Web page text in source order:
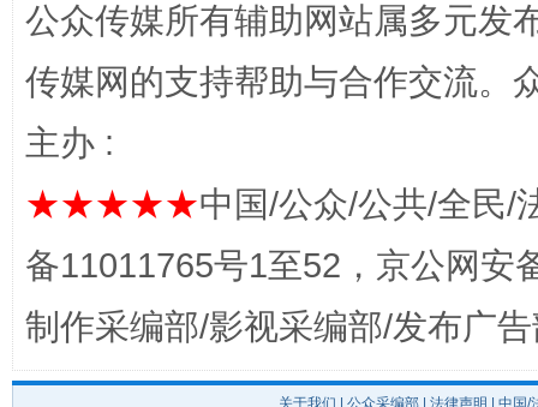
完善运行机制助力责任有效落实 一纸欠
公众传媒所有辅助网站属多元发
传媒网的支持帮助与合作交流。
主办 :
★★★★★中国/公众/公共/全民/
备11011765号1至52，京公网安
制作采编部/影视采编部/发布广
关于我们 公众采编部 法律声明 | 中国